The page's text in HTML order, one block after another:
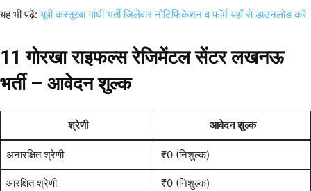
यह भी पढ़ें:यूपी कस्तूरबा गांधी भर्ती जिलेवार नोटिफिकेशन व फॉर्म यहाँ से डाउनलोड करें
11 गोरखा राइफल्स रेजिमेंटल सेंटर लखनऊ
भर्ती – आवेदन शुल्क
श्रेणी आवेदन शुल्क
अनारक्षित श्रेणी ₹0 (निशुल्क)
आरक्षित श्रेणी ₹0 (निशुल्क)